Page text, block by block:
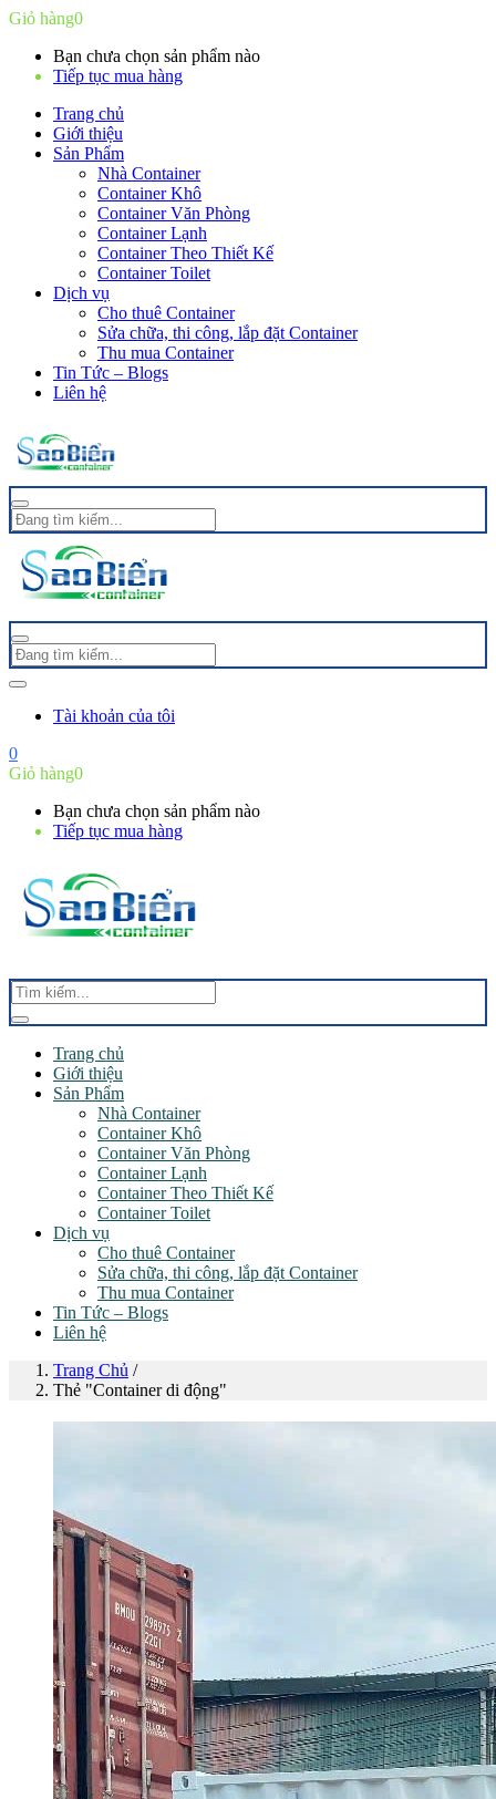
Giỏ hàng0
Bạn chưa chọn sản phẩm nào
Tiếp tục mua hàng
Trang chủ
Giới thiệu
Sản Phẩm
Nhà Container
Container Khô
Container Văn Phòng
Container Lạnh
Container Theo Thiết Kế
Container Toilet
Dịch vụ
Cho thuê Container
Sửa chữa, thi công, lắp đặt Container
Thu mua Container
Tin Tức – Blogs
Liên hệ
Tài khoản của tôi
0
Giỏ hàng0
Bạn chưa chọn sản phẩm nào
Tiếp tục mua hàng
Trang chủ
Giới thiệu
Sản Phẩm
Nhà Container
Container Khô
Container Văn Phòng
Container Lạnh
Container Theo Thiết Kế
Container Toilet
Dịch vụ
Cho thuê Container
Sửa chữa, thi công, lắp đặt Container
Thu mua Container
Tin Tức – Blogs
Liên hệ
Trang Chủ /
Thẻ "Container di động"